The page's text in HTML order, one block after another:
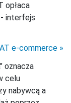
opłaca
interfejs
e-commerce
oznacza
celu
nabywcą a